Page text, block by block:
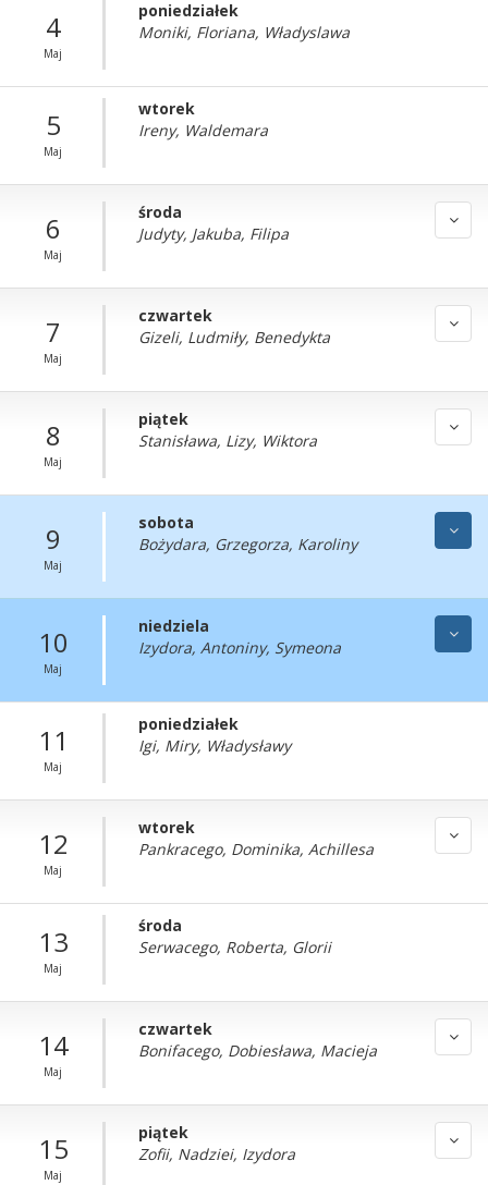
4
Maj
poniedziałek
Moniki, Floriana, Władyslawa
5
Maj
wtorek
Ireny, Waldemara
6
Maj
środa
Judyty, Jakuba, Filipa
7
Maj
czwartek
Gizeli, Ludmiły, Benedykta
8
Maj
piątek
Stanisława, Lizy, Wiktora
9
Maj
sobota
Bożydara, Grzegorza, Karoliny
10
Maj
niedziela
Izydora, Antoniny, Symeona
11
Maj
poniedziałek
Igi, Miry, Władysławy
12
Maj
wtorek
Pankracego, Dominika, Achillesa
13
Maj
środa
Serwacego, Roberta, Glorii
14
Maj
czwartek
Bonifacego, Dobiesława, Macieja
15
Maj
piątek
Zofii, Nadziei, Izydora